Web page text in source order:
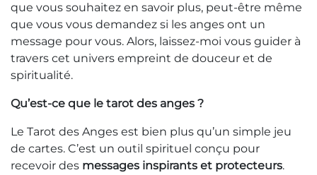
que vous souhaitez en savoir plus, peut-être même
que vous vous demandez si les anges ont un
message pour vous. Alors, laissez-moi vous guider à
travers cet univers empreint de douceur et de
spiritualité.
Qu’est-ce que le tarot des anges ?
Le Tarot des Anges est bien plus qu’un simple jeu
de cartes. C’est un outil spirituel conçu pour
recevoir des messages inspirants et protecteurs.